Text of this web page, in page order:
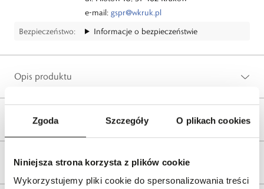
Zgoda Szczegóły O plikach cookies
Niniejsza strona korzysta z plików cookie
Wykorzystujemy pliki cookie do spersonalizowania treści
e-mail: gspr@wkruk.pl
Bezpieczeństwo:
Informacje o bezpieczeństwie
Opis produktu
Wysyłka
Reklamacje i zwroty